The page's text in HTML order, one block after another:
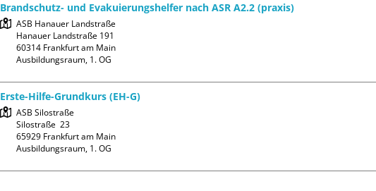
Brandschutz- und Evakuierungshelfer nach ASR A2.2 (praxis)
ASB Hanauer Landstraße
Hanauer Landstraße 191
60314 Frankfurt am Main
Ausbildungsraum, 1. OG
Erste-Hilfe-Grundkurs (EH-G)
ASB Silostraße
Silostraße  23
65929 Frankfurt am Main
Ausbildungsraum, 1. OG